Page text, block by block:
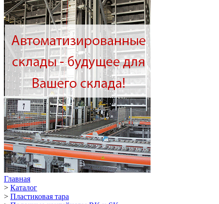
Главная
> Каталог
> Пластиковая тара